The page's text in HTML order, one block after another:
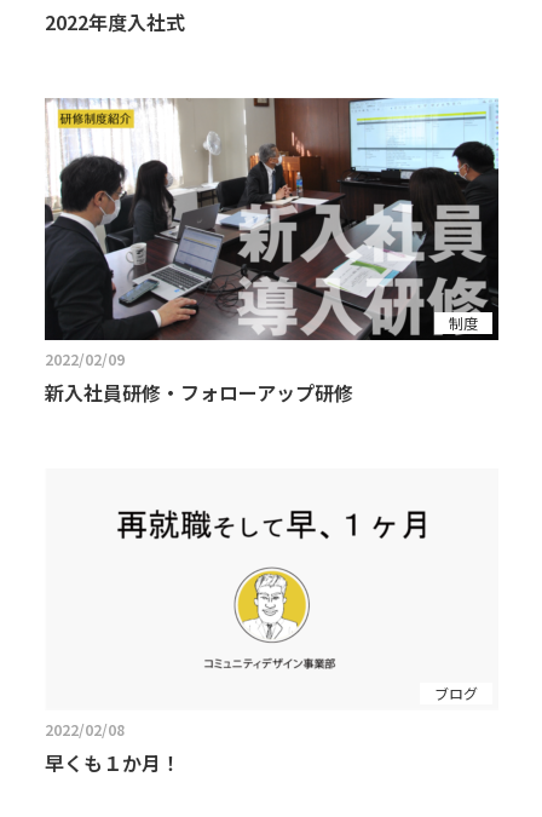
2022年度入社式
制度
2022/02/09
新入社員研修・フォローアップ研修
ブログ
2022/02/08
早くも１か月！